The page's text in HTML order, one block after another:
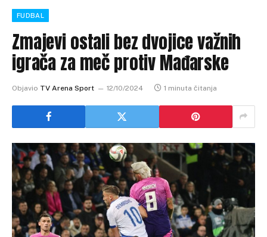
FUDBAL
Zmajevi ostali bez dvojice važnih
igrača za meč protiv Mađarske
Objavio TV Arena Sport 12/10/2024 1 minuta čitanja